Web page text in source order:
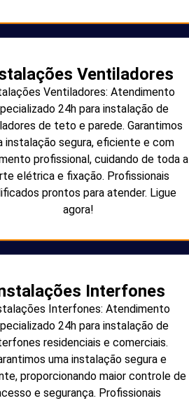
Ventiladores
Ventiladores: Atendimento
24h para instalação de
de teto e parede. Garantimos
instalação segura, eficiente e com
profissional, cuidando de toda a
elétrica e fixação. Profissionais
prontos para atender. Ligue
agora!
Interfones
Interfones: Atendimento
24h para instalação de
residenciais e comerciais.
uma instalação segura e
proporcionando maior controle de
e segurança. Profissionais